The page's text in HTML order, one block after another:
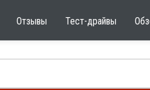
Отзывы Тест-драйвы